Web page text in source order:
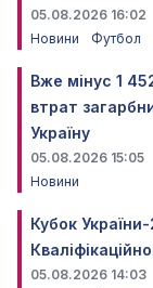
05.08.2026 16:02
Новини
Футбол
Вже мінус 1
втрат
Україну
05.08.2026 15:05
Новини
Кубок
05.08.2026 14:03